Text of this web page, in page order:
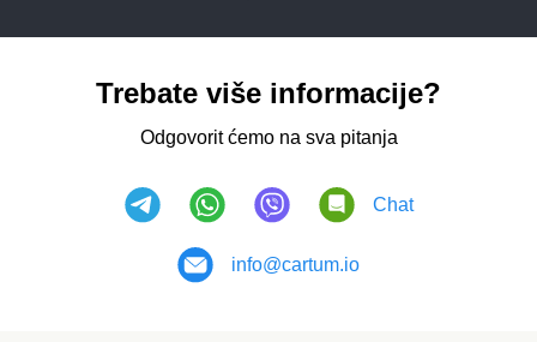
Trebate više informacije?
Odgovorit ćemo na sva pitanja
Chat
info@cartum.io